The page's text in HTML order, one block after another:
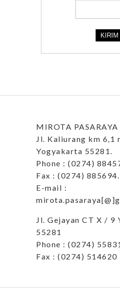
MIROTA PASARAYA
Jl. Kaliurang km 6,1
Yogyakarta 55281.
Phone : (0274)
Fax : (0274) 885694.
E-mail :
Jl. Gejayan CT X / 9
55281
Phone : (0274)
Fax : (0274) 514620